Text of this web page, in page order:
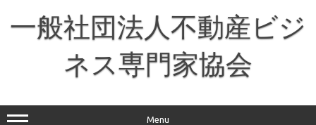
一般社団法人不動産ビジ
ネス専門家協会
Menu